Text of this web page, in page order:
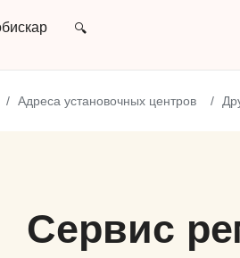
Адреса установочных центров
Сервис